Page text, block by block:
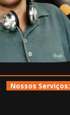
Nossos Serviços: